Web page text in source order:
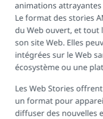
animations
Le format des stories
du Web ouvert, et tout
son site Web. Elles
intégrées sur le Web
écosystème ou une
Les Web Stories
un format pour
diffuser des nouvelles